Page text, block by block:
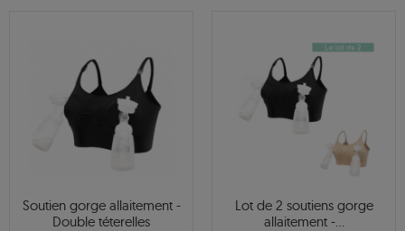
Soutien gorge allaitement -
Double téterelles
Lot de 2 soutiens gorge
allaitement -...